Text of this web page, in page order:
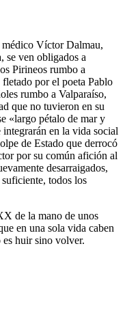
Víctor Dalmau,
se ven obligados a
Pirineos rumbo a
por el poeta Pablo
rumbo a Valparaíso,
que no tuvieron en su
«largo pétalo de mar y
en la vida social
de Estado que derrocó
por su común afición al
desarraigados,
todos los
de la mano de unos
en una sola vida caben
huir sino volver.